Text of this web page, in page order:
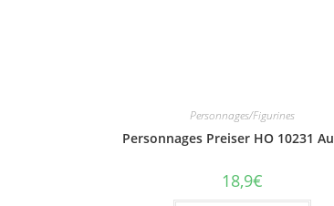
Personnages/Figurines
Personnages Preiser HO 10231
18,9€